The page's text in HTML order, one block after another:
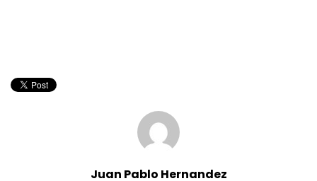
Juan Pablo Hernandez